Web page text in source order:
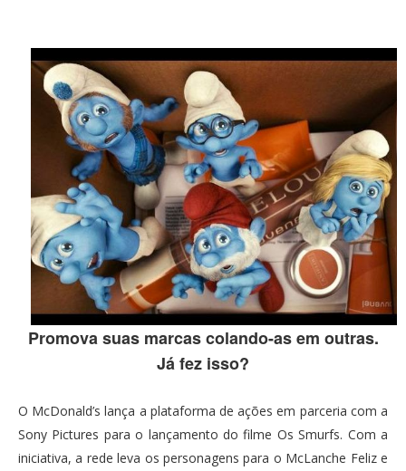
Promova suas marcas colando-as em outras.
Já fez isso?
O McDonald’s lança a plataforma de ações em parceria com a
Sony Pictures para o lançamento do filme Os Smurfs. Com a
iniciativa, a rede leva os personagens para o McLanche Feliz e